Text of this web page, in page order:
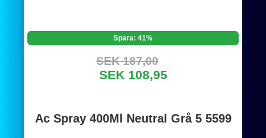
Spara: 41%
SEK 187,00
SEK 108,95
Ac Spray 400Ml Neutral Grå 5 5599